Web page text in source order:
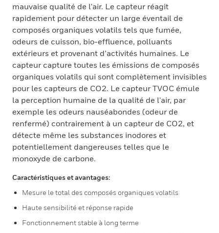
mauvaise qualité de l'air. Le capteur réagit
rapidement pour détecter un large éventail de
composés organiques volatils tels que fumée,
odeurs de cuisson, bio-effluence, polluants
extérieurs et provenant d’activités humaines. Le
capteur capture toutes les émissions de composés
organiques volatils qui sont complètement invisibles
pour les capteurs de CO2. Le capteur TVOC émule
la perception humaine de la qualité de l'air, par
exemple les odeurs nauséabondes (odeur de
renfermé) contrairement à un capteur de CO2, et
détecte même les substances inodores et
potentiellement dangereuses telles que le
monoxyde de carbone.
Caractéristiques et avantages:
Mesure le total des composés organiques volatils
Haute sensibilité et réponse rapide
Fonctionnement stable à long terme